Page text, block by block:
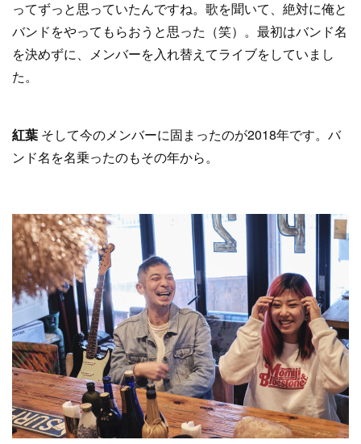
ってずっと思っていたんですね。歌を聞いて、絶対に俺と
バンドをやってもらおうと思った（笑）。最初はバンド名
を決めずに、メンバーを入れ替えてライブをしていまし
た。
紅葉 そして今のメンバーに固まったのが2018年です。バ
ンド名を名乗ったのもその年から。